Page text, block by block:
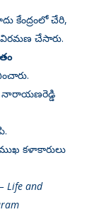
కేంద్రంలో చేరి,
విరమణ చేసారు.
.
నారాయణరెడ్డి
కళాకారులు
Life and